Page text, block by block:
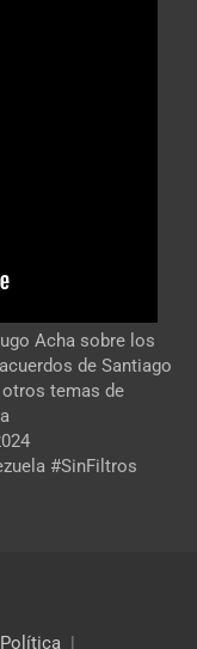
Acha sobre los
de Santiago
otros temas de
#SinFiltros